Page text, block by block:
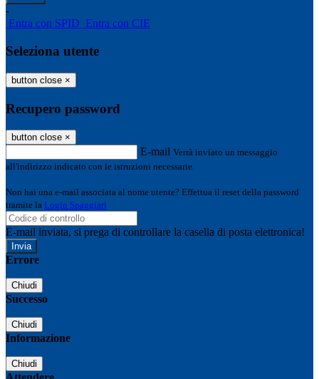
-
Entra con SPID Entra con CIE
Seleziona utente
button close ×
Recupero password
button close ×
E-mail Verrà inviato un messaggio
all'indirizzo indicato con le istruzioni necessarie.
Non hai una e-mail associata al nome utente? Effettua il reset della password
tramite la Login Spaggiari
E-mail inviata, si prega di controllare la casella di posta elettronica!
Errore
Chiudi
Successo
Chiudi
Informazione
Chiudi